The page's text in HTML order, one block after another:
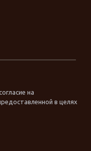
на
в целях